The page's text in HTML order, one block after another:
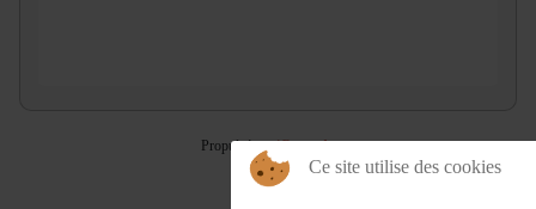
Propulsé pariCagenda
Ce site utilise des cookies